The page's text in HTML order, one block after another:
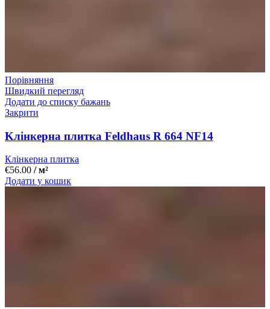
Порівняння
Швидкий перегляд
Додати до списку бажань
Закрити
Kлінкерна плитка Feldhaus R 664 NF14
Клінкерна плитка
€56.00 / м²
Додати у кошик